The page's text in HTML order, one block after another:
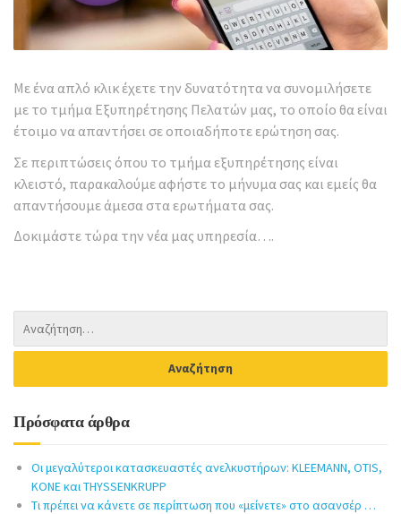
Με ένα απλό κλικ έχετε την δυνατότητα να συνομιλήσετε
με το τμήμα Εξυπηρέτησης Πελατών μας, το οποίο θα είναι
έτοιμο να απαντήσει σε οποιαδήποτε ερώτηση σας.
Σε περιπτώσεις όπου το τμήμα εξυπηρέτησης είναι
κλειστό, παρακαλούμε αφήστε το μήνυμα σας και εμείς θα
απαντήσουμε άμεσα στα ερωτήματα σας.
Δοκιμάστε τώρα την νέα μας υπηρεσία….
Πρόσφατα άρθρα
Οι μεγαλύτεροι κατασκευαστές ανελκυστήρων: KLEEMANN, OTIS,
KONE και THYSSENKRUPP
Τι πρέπει να κάνετε σε περίπτωση που «μείνετε» στο ασανσέρ …